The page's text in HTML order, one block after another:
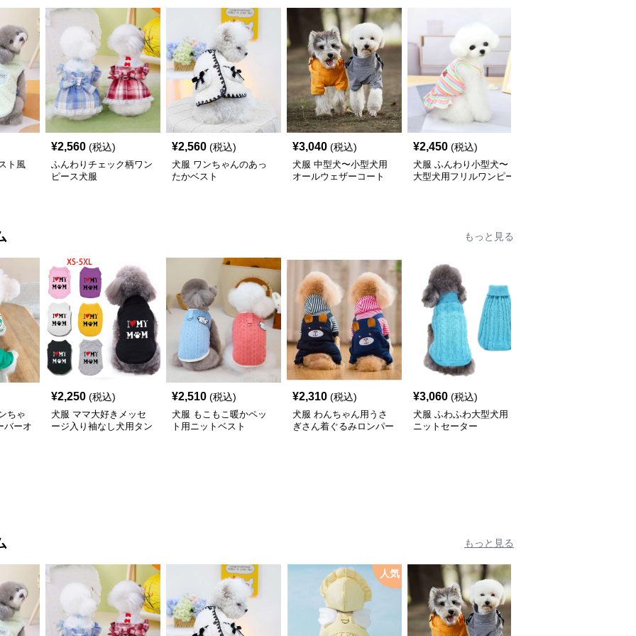
ト風
¥2,560 (税込)
ふんわりチェック柄ワン
ピース犬服
¥2,560 (税込)
犬服 ワンちゃんのあっ
たかベスト
¥3,040 (税込)
犬服 中型犬〜小型犬用
オールウェザーコート
¥2,450 (税込)
犬服 ふんわり小型犬〜
大型犬用フリルワンピー
もっと見る
ちゃ
バーオ
¥2,250 (税込)
犬服 ママ大好きメッセ
ージ入り袖なし犬用タン
¥2,510 (税込)
犬服 もこもこ暖かペッ
ト用ニットベスト
¥2,310 (税込)
犬服 わんちゃん用うさ
ぎさん着ぐるみロンパー
¥3,060 (税込)
犬服 ふわふわ大型犬用
ニットセーター
もっと見る
人気